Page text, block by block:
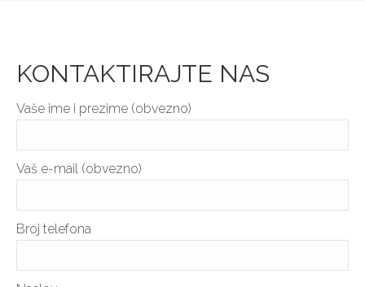
KONTAKTIRAJTE NAS
Vaše ime i prezime (obvezno)
Vaš e-mail (obvezno)
Broj telefona